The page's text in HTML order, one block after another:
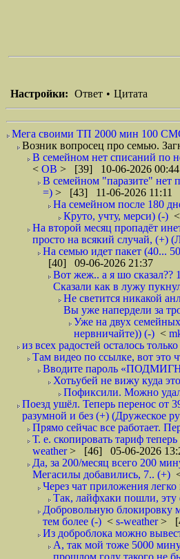
Настройки: Ответ • Цитата
Мега своими ТП 2000 мин 100 СМС
Возник вопросец про семью.
В семейном нет списаний по
< ОВ > [39] 10-06-2026 00:44
В семейном "паразите" нет
=) > [43] 11-06-2026 11:11
На семейном после 180
Круто, учту, мерси) (-) <
На второй месяц пропадёт
просто на всякий случай, (+)
На семью идет пакет (40...
[40] 09-06-2026 21:37
Вот жеж.. а я шо сказал??
Сказали как в лужу
Не светится никакой
Вы уже напердели за
Уже на двух
нервничайте)) (-) <
из всех радостей осталось
Там видео по ссылке, вот это
Вводите пароль
Хотьубей не вижу куда
Пофиксили. Можно
Поезд ушёл. Теперь перенос от
разумной и без (+) (Дружеское
Прямо сейчас все работает.
Т. е. скопировать тариф
weather> [46] 05-06-2026
Да, за 200/месяц всего 200
Мегасилы добавились, 7.. (+)
Через чат приложения
Так, лайфхаки пошли, эту
Добровольную блокировку
тем более (-) < s-weather>
Из доброблока можно
А, так мой тоже 5000
прошлом году такого не